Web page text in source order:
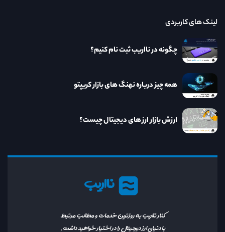
نااریب
کنار نااریب به روزترین خدمات و مطالب مرتبط
با دنیای ارز دیجیتال را در اختیار خواهید داشت.
لینک های کاربردی
چگونه در نااریب ثبت نام کنیم؟
همه چیز درباره نهنگ های بازار کریپتو
ارزش بازار ارز های دیجیتال چیست؟